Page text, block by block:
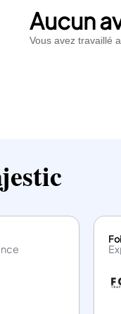
Aucun
Vous avez travaillé